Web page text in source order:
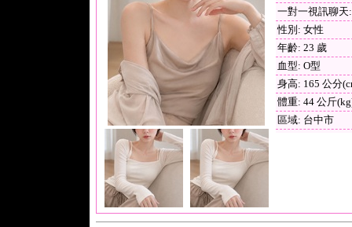
一對一視訊聊天
性別: 女性
年齡: 23 歲
血型: O型
身高: 165 公分
體重: 44 公斤
區域: 台中市